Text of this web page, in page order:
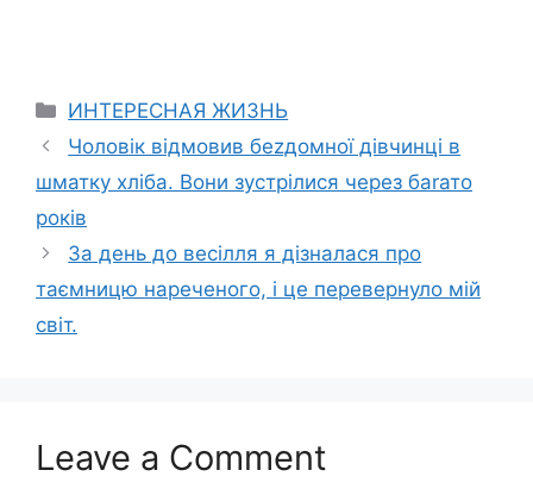
Categories
ИНТЕРЕСНАЯ ЖИЗНЬ
Чоловік відмовив беzдомної дівчинці в
шматку хліба. Вони зустрілися через баrато
років
За день до весілля я дізналася про
таємницю нареченого, і це перевернуло мій
світ.
Leave a Comment